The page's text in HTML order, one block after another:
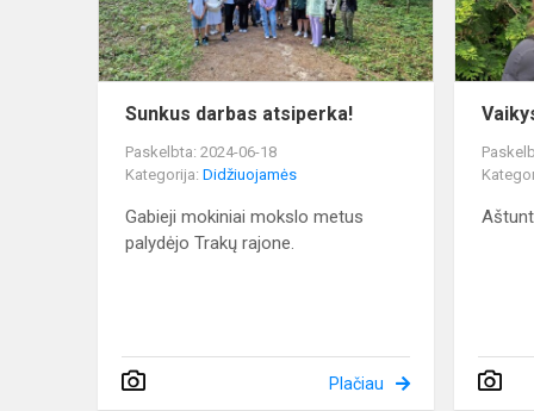
Sunkus darbas atsiperka!
Paskelbta: 2024-06-18
Kategorija: Didžiuojamės
Gabieji mokiniai mokslo metus
palydėjo Trakų rajone.
Plačiau